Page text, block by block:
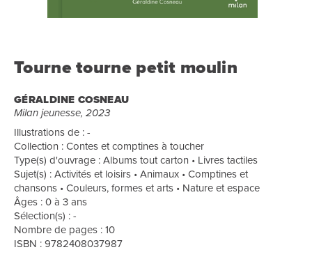
Tourne tourne petit moulin
GÉRALDINE COSNEAU
Milan jeunesse, 2023
Illustrations de : -
Collection : Contes et comptines à toucher
Type(s) d'ouvrage : Albums tout carton • Livres tactiles
Sujet(s) : Activités et loisirs • Animaux • Comptines et
chansons • Couleurs, formes et arts • Nature et espace
Âges : 0 à 3 ans
Sélection(s) : -
Nombre de pages : 10
ISBN : 9782408037987